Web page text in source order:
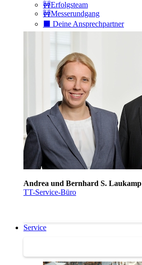
🚧Erfolgsteam
🚧Messerundgang
⬛️ Deine Ansprechpartner
Andrea und Bernhard S. Laukamp
TT-Service-Büro
Service